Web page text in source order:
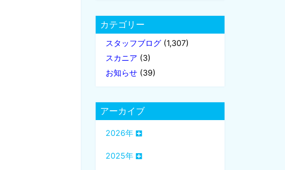
カテゴリー
スタッフブログ (1,307)
スカニア (3)
お知らせ (39)
アーカイブ
2026年
2025年